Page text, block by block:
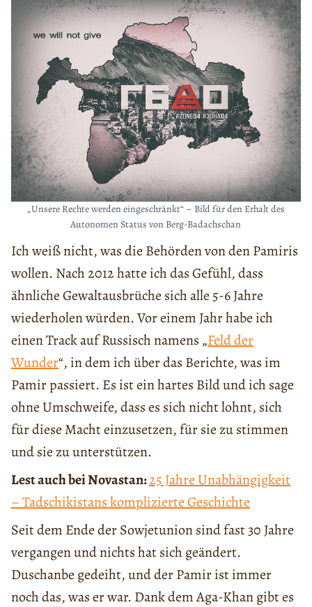
„Unsere Rechte werden eingeschränkt“ – Bild für den Erhalt des
Autonomen Status von Berg-Badachschan
Ich weiß nicht, was die Behörden von den Pamiris
wollen. Nach 2012 hatte ich das Gefühl, dass
ähnliche Gewaltausbrüche sich alle 5-6 Jahre
wiederholen würden. Vor einem Jahr habe ich
einen Track auf Russisch namens „Feld der
Wunder“, in dem ich über das Berichte, was im
Pamir passiert. Es ist ein hartes Bild und ich sage
ohne Umschweife, dass es sich nicht lohnt, sich
für diese Macht einzusetzen, für sie zu stimmen
und sie zu unterstützen.
Lest auch bei Novastan:25 Jahre Unabhängigkeit
– Tadschikistans komplizierte Geschichte
Seit dem Ende der Sowjetunion sind fast 30 Jahre
vergangen und nichts hat sich geändert.
Duschanbe gedeiht, und der Pamir ist immer
noch das, was er war. Dank dem Aga-Khan gibt es